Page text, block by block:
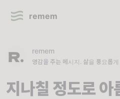
remem
remem
영감을 주는 메시지. 삶을 풍요롭게
지나칠 정도로 아